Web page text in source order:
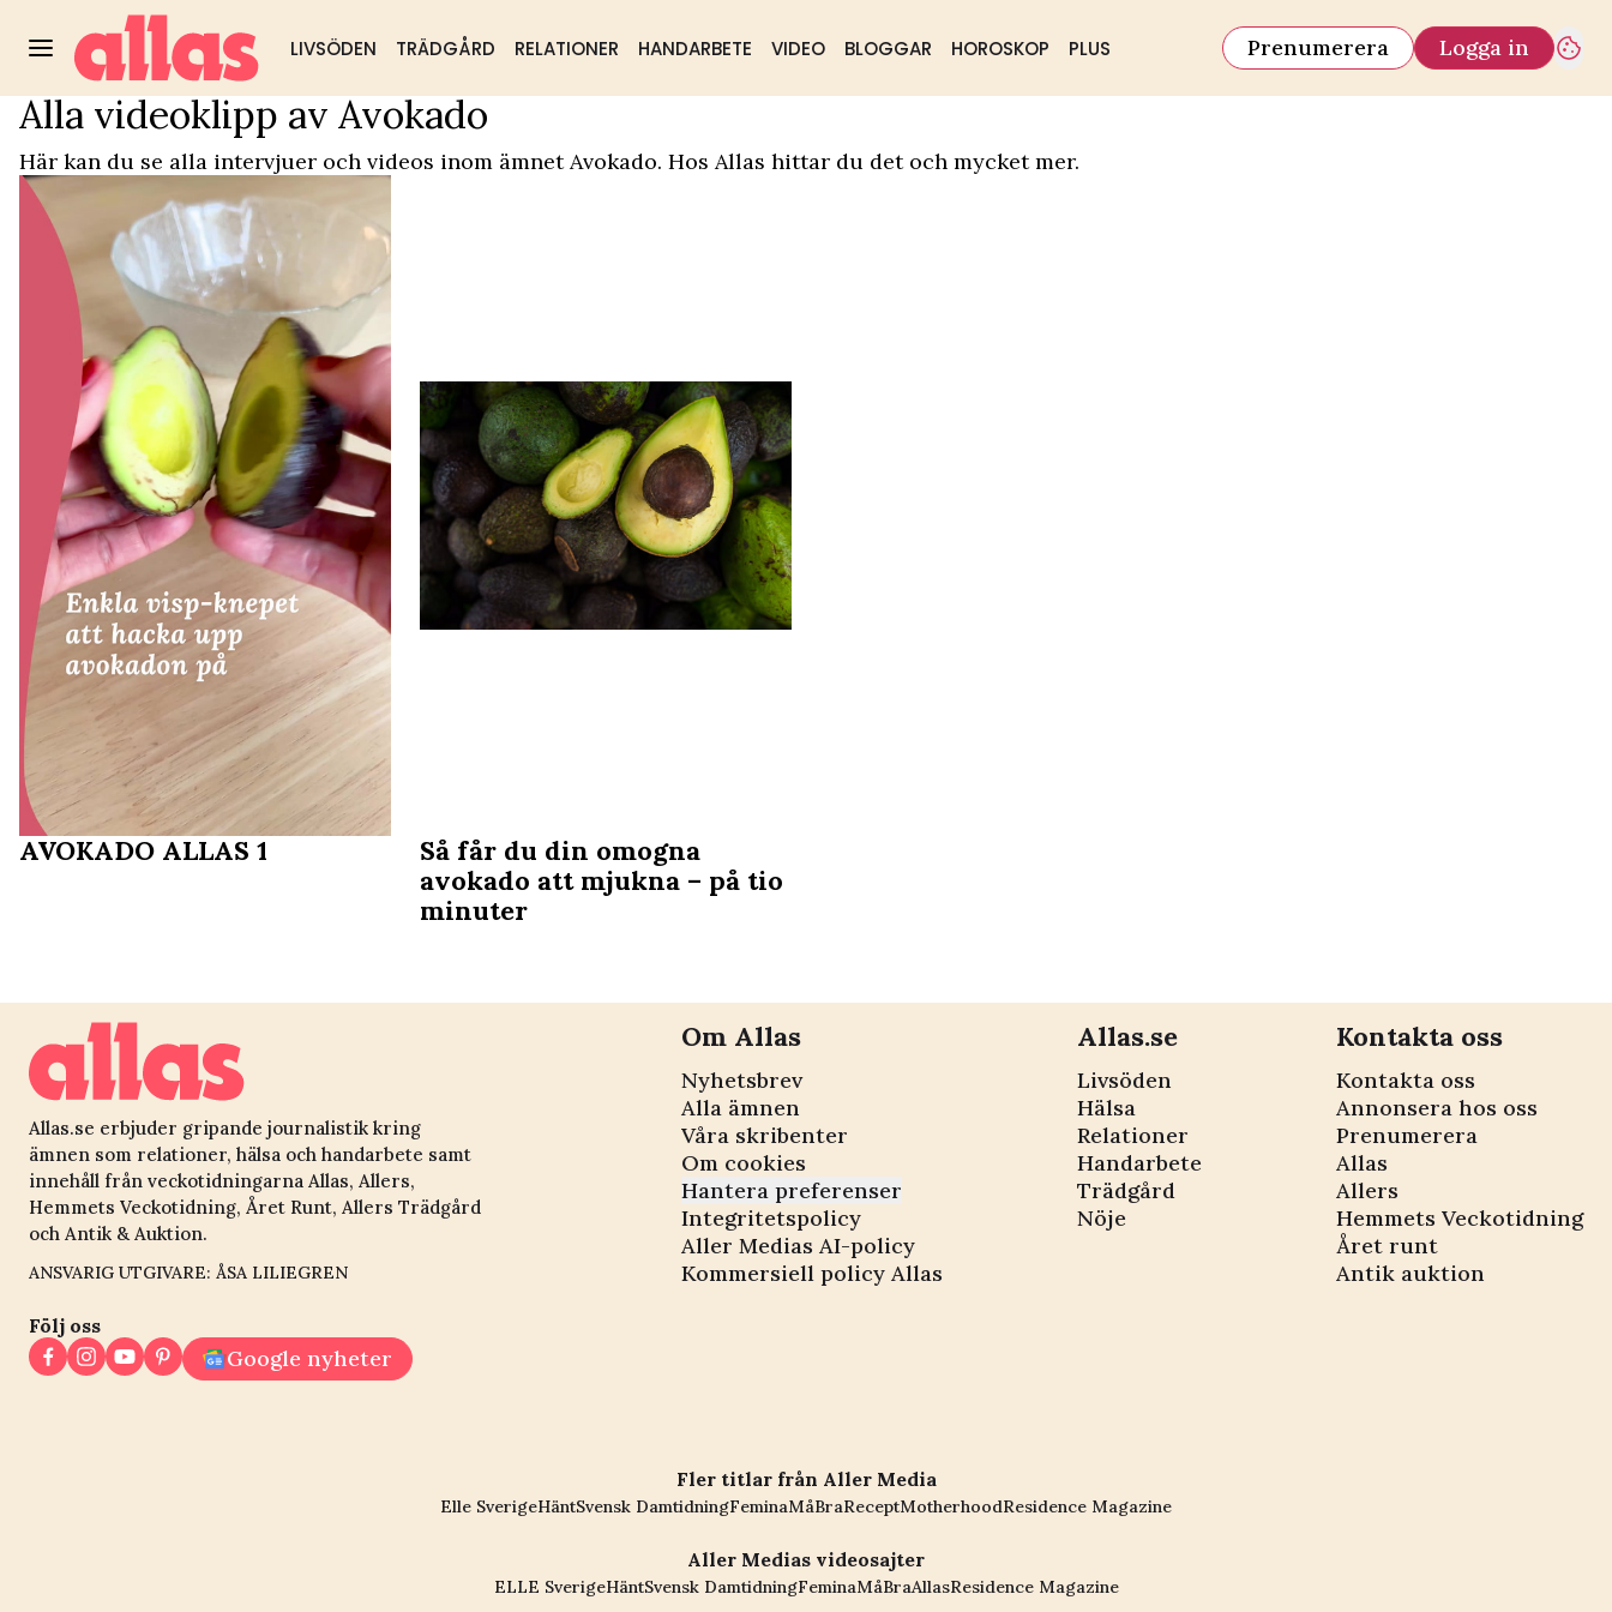
LIVSÖDEN TRÄDGÅRD RELATIONER HANDARBETE VIDEO BLOGGAR HOROSKOP PLUS Prenumerera Logga in
Populärt: Trädgård DIY & husmorstips Hälsa & välmående
Video Start/Avokado
Alla videoklipp av Avokado
Här kan du se alla intervjuer och videos inom ämnet Avokado. Hos Allas hittar du det och mycket mer.
AVOKADO ALLAS 1
Så får du din omogna
avokado att mjukna – på tio
minuter
Allas.se erbjuder gripande journalistik kring
ämnen som relationer, hälsa och handarbete samt
innehåll från veckotidningarna Allas, Allers,
Hemmets Veckotidning, Året Runt, Allers Trädgård
och Antik & Auktion.
ANSVARIG UTGIVARE: ÅSA LILIEGREN
Följ oss
Google nyheter
Om Allas
Nyhetsbrev
Alla ämnen
Våra skribenter
Om cookies
Hantera preferenser
Integritetspolicy
Aller Medias AI-policy
Kommersiell policy Allas
Allas.se
Livsöden
Hälsa
Relationer
Handarbete
Trädgård
Nöje
Kontakta oss
Kontakta oss
Annonsera hos oss
Prenumerera
Allas
Allers
Hemmets Veckotidning
Året runt
Antik auktion
Fler titlar från Aller Media
Elle SverigeHäntSvensk DamtidningFeminaMåBraReceptMotherhoodResidence Magazine
Aller Medias videosajter
ELLE SverigeHäntSvensk DamtidningFeminaMåBraAllasResidence Magazine